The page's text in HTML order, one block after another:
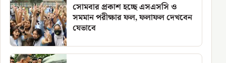
সোমবার প্রকাশ হচ্ছে এসএসসি ও
সমমান পরীক্ষার ফল, ফলাফল দেখবেন
যেভাবে